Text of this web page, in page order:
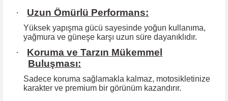
· Uzun Ömürlü Performans:
Yüksek yapışma gücü sayesinde yoğun kullanıma,
yağmura ve güneşe karşı uzun süre dayanıklıdır.
·
Koruma ve Tarzın Mükemmel
Buluşması:
Sadece koruma sağlamakla kalmaz, motosikletinize
karakter ve premium bir görünüm kazandırır.